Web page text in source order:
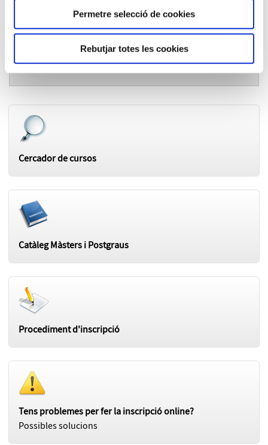
Permetre selecció de cookies
Rebutjar totes les cookies
del curs son alumnes dels diferents graus de la URV, a
Temari del curs
Cercador de cursos
Catàleg Màsters i Postgraus
Procediment d'inscripció
Tens problemes per fer la inscripció online?
Possibles solucions